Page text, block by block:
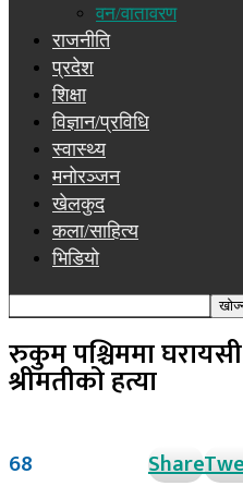
वन/वातावरण
राजनीति
प्रदेश
शिक्षा
विज्ञान/प्रविधि
स्वास्थ्य
मनोरञ्जन
खेलकुद
कला/साहित्य
भिडियो
रुकुम पश्चिममा
श्रीमतीको हत्या
68
Share